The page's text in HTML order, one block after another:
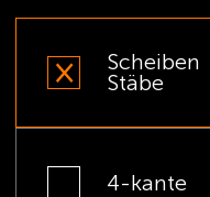
Scheiben
Stäbe
4-kante